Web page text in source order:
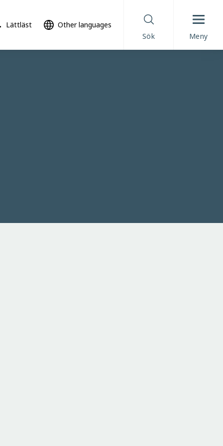
Lättläst
Other languages
Sök
Meny